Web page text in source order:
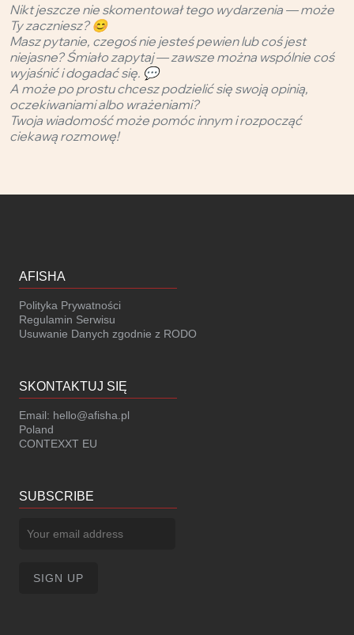
Nikt jeszcze nie skomentował tego wydarzenia — może
Ty zaczniesz? 😊
Masz pytanie, czegoś nie jesteś pewien lub coś jest
niejasne? Śmiało zapytaj — zawsze można wspólnie coś
wyjaśnić i dogadać się. 💬
A może po prostu chcesz podzielić się swoją opinią,
oczekiwaniami albo wrażeniami?
Twoja wiadomość może pomóc innym i rozpocząć
ciekawą rozmowę!
AFISHA
Polityka Prywatności
Regulamin Serwisu
Usuwanie Danych zgodnie z RODO
SKONTAKTUJ SIĘ
Email: hello@afisha.pl
Poland
CONTEXXT EU
SUBSCRIBE